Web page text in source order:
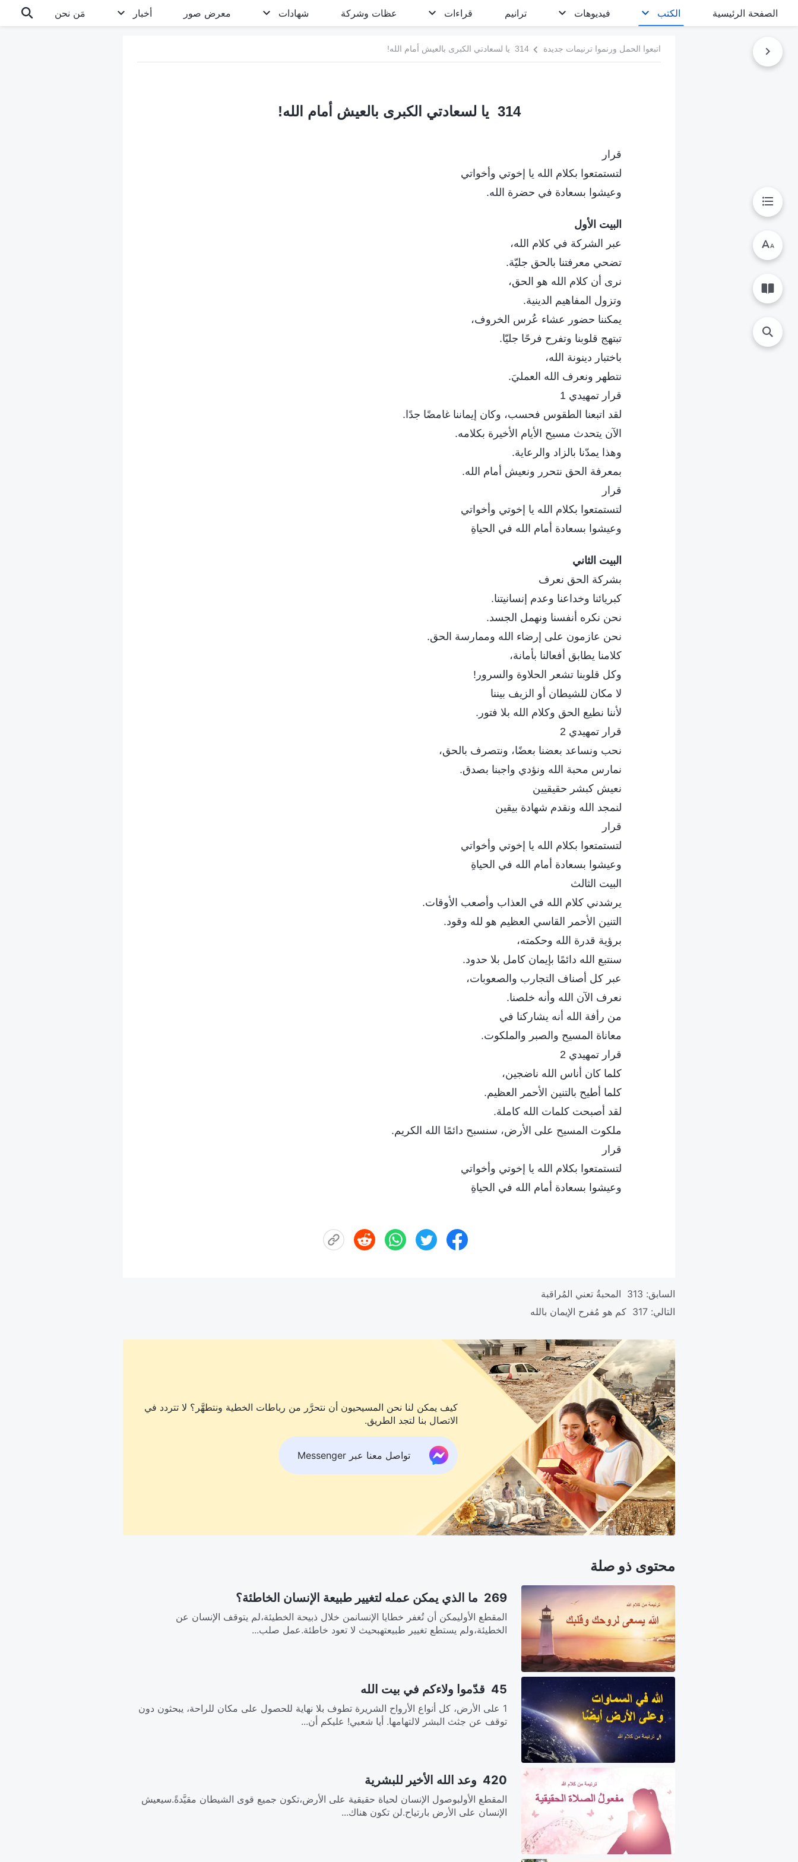
الصفحة الرئيسية الكتب فيديوهات ترانيم قراءات عظات وشركة شهادات معرض صور أخبار مَن نحن
اتبعوا الحمل ورنموا ترنيمات جديدة 314 يا لسعادتي الكبرى بالعيش أمام الله!
314 يا لسعادتي الكبرى بالعيش أمام الله!
قرار
لتستمتعوا بكلام الله يا إخوتي وأخواتي
وعيشوا بسعادة في حضرة الله.
البيت الأول
عبر الشركة في كلام الله،
تضحي معرفتنا بالحق جليّة.
نرى أن كلام الله هو الحق،
وتزول المفاهيم الدينية.
يمكننا حضور عشاء عُرس الخروف،
تبتهج قلوبنا وتفرح فرحًا جليّا.
باختبار دينونة الله،
نتطهر ونعرف الله العمليَ.
قرار تمهيدي 1
لقد اتبعنا الطقوس فحسب، وكان إيماننا غامضًا جدًا.
الآن يتحدث مسيح الأيام الأخيرة بكلامه.
وهذا يمدّنا بالزاد والرعاية.
بمعرفة الحق نتحرر ونعيش أمام الله.
قرار
لتستمتعوا بكلام الله يا إخوتي وأخواتي
وعيشوا بسعادة أمام الله في الحياةِ
البيت الثاني
بشركة الحق نعرف
كبريائنا وخداعنا وعدم إنسانيتنا.
نحن نكره أنفسنا ونهمل الجسد.
نحن عازمون على إرضاء الله وممارسة الحق.
كلامنا يطابق أفعالنا بأمانة،
وكل قلوبنا تشعر الحلاوة والسرور!
لا مكان للشيطان أو الزيف بيننا
لأننا نطيع الحق وكلام الله بلا فتور.
قرار تمهيدي 2
نحب ونساعد بعضنا بعضًا، ونتصرف بالحق،
نمارس محبة الله ونؤدي واجبنا بصدق.
نعيش كبشر حقيقيين
لنمجد الله ونقدم شهادة بيقين
قرار
لتستمتعوا بكلام الله يا إخوتي وأخواتي
وعيشوا بسعادة أمام الله في الحياةِ
البيت الثالث
يرشدني كلام الله في العذاب وأصعب الأوقات.
التنين الأحمر القاسي العظيم هو لله وقود.
برؤية قدرة الله وحكمته،
سنتبع الله دائمًا بإيمان كامل بلا حدود.
عبر كل أصناف التجارب والصعوبات،
نعرف الآن الله وأنه خلصنا.
من رأفة الله أنه يشاركنا في
معاناة المسيح والصبر والملكوت.
قرار تمهيدي 2
كلما كان أناس الله ناضجين،
كلما أطيح بالتنين الأحمر العظيم.
لقد أصبحت كلمات الله كاملة.
ملكوت المسيح على الأرض، سنسبح دائمًا الله الكريم.
قرار
لتستمتعوا بكلام الله يا إخوتي وأخواتي
وعيشوا بسعادة أمام الله في الحياةِ
السابق: 313 المحبةُ تعني المُراقبة
التالي: 317 كم هو مُفرح الإيمان بالله
كيف يمكن لنا نحن المسيحيون أن نتحرَّر من رباطات الخطية ونتطهَّر؟ لا تتردد في
الاتصال بنا لتجد الطريق.
تواصل معنا عبر Messenger
محتوى ذو صلة
269 ما الذي يمكن عمله لتغيير طبيعة الإنسان الخاطئة؟
المقطع الأوليمكن أن تُغفر خطايا الإنسانمن خلال ذبيحة الخطيئة،لم يتوقف الإنسان عن
الخطيئة،ولم يستطع تغيير طبيعتهبحيث لا تعود خاطئة.عمل صلب...
45 قدّموا ولاءكم في بيت الله
1 على الأرض، كل أنواع الأرواح الشريرة تطوف بلا نهاية للحصول على مكان للراحة، يبحثون دون
توقف عن جثث البشر لالتهامها. أيا شعبي! عليكم أن...
420 وعد الله الأخير للبشرية‎
المقطع الأولبوصول الإنسان لحياة حقيقية على الأرض،تكون جميع قوى الشيطان مقيَّدةً.سيعيش
الإنسان على الأرض بارتياح.لن تكون هناك...